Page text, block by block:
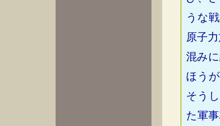
うな
原子
混み
ほう
そう
た軍